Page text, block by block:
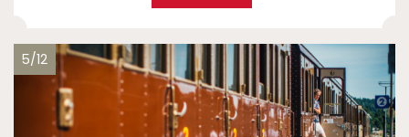
5/12